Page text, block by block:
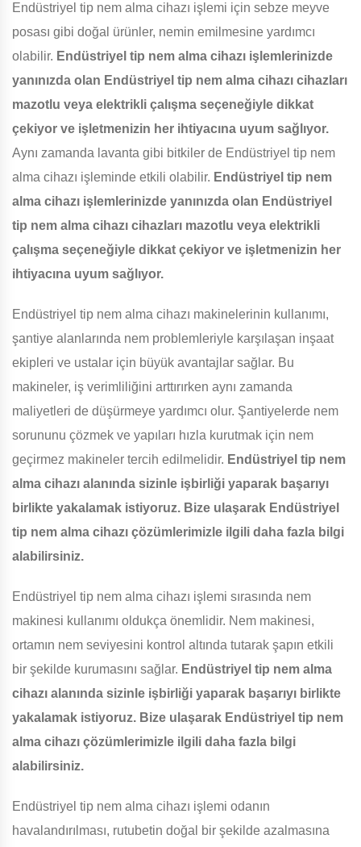
Endüstriyel tip nem alma cihazı işlemi için sebze meyve
posası gibi doğal ürünler, nemin emilmesine yardımcı
olabilir. Endüstriyel tip nem alma cihazı işlemlerinizde
yanınızda olan Endüstriyel tip nem alma cihazı cihazları
mazotlu veya elektrikli çalışma seçeneğiyle dikkat
çekiyor ve işletmenizin her ihtiyacına uyum sağlıyor.
Aynı zamanda lavanta gibi bitkiler de Endüstriyel tip nem
alma cihazı işleminde etkili olabilir. Endüstriyel tip nem
alma cihazı işlemlerinizde yanınızda olan Endüstriyel
tip nem alma cihazı cihazları mazotlu veya elektrikli
çalışma seçeneğiyle dikkat çekiyor ve işletmenizin her
ihtiyacına uyum sağlıyor.
Endüstriyel tip nem alma cihazı makinelerinin kullanımı,
şantiye alanlarında nem problemleriyle karşılaşan inşaat
ekipleri ve ustalar için büyük avantajlar sağlar. Bu
makineler, iş verimliliğini arttırırken aynı zamanda
maliyetleri de düşürmeye yardımcı olur. Şantiyelerde nem
sorununu çözmek ve yapıları hızla kurutmak için nem
geçirmez makineler tercih edilmelidir. Endüstriyel tip nem
alma cihazı alanında sizinle işbirliği yaparak başarıyı
birlikte yakalamak istiyoruz. Bize ulaşarak Endüstriyel
tip nem alma cihazı çözümlerimizle ilgili daha fazla bilgi
alabilirsiniz.
Endüstriyel tip nem alma cihazı işlemi sırasında nem
makinesi kullanımı oldukça önemlidir. Nem makinesi,
ortamın nem seviyesini kontrol altında tutarak şapın etkili
bir şekilde kurumasını sağlar. Endüstriyel tip nem alma
cihazı alanında sizinle işbirliği yaparak başarıyı birlikte
yakalamak istiyoruz. Bize ulaşarak Endüstriyel tip nem
alma cihazı çözümlerimizle ilgili daha fazla bilgi
alabilirsiniz.
Endüstriyel tip nem alma cihazı işlemi odanın
havalandırılması, rutubetin doğal bir şekilde azalmasına